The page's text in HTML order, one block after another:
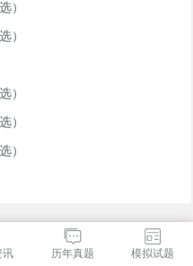
）
）
）
）
）
讯 历年真题 模拟试题